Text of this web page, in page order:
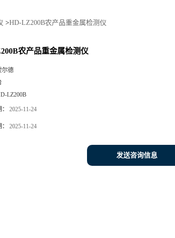
>HD-LZ200B农产品重金属检测仪
农产品重金属检测仪
尔德
LZ200B
2025-11-24
2025-11-24
发送咨询信息